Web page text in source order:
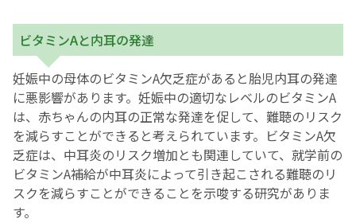
ビタミンAと内耳の発達
妊娠中の母体のビタミンA欠乏症があると胎児内耳の発達
に悪影響があります。妊娠中の適切なレベルのビタミンA
は、赤ちゃんの内耳の正常な発達を促して、難聴のリスク
を減らすことができると考えられています。ビタミンA欠
乏症は、中耳炎のリスク増加とも関連していて、就学前の
ビタミンA補給が中耳炎によって引き起こされる難聴のリ
スクを減らすことができることを示唆する研究がありま
す。